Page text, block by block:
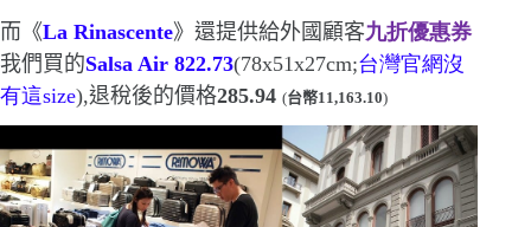
而《La Rinascente》還提供給外國顧客九折優惠券
我們買的Salsa Air 822.73(78x51x27cm;台灣官網沒
有這size),退稅後的價格285.94 (台幣11,163.10)